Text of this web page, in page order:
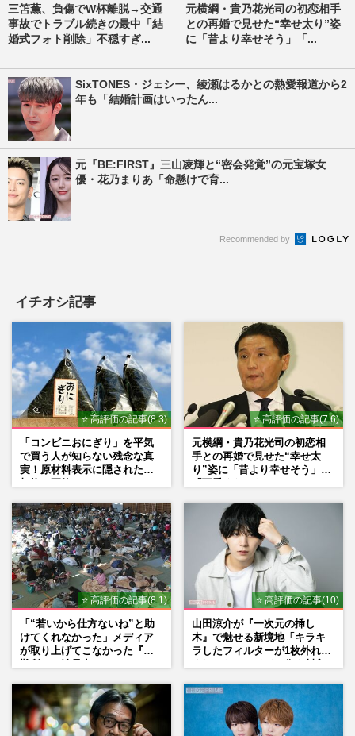
三笘薫、負傷でW杯離脱→交通
事故でトラブル続きの最中「結
婚式フォト削除」不穏すぎ...
元横綱・貴乃花光司の初恋相手
との再婚で見せた“幸せ太り”姿
に「昔より幸せそう」「...
SixTONES・ジェシー、綾瀬はるかとの熱愛報道から2
年も「結婚計画はいったん...
元『BE:FIRST』三山凌輝と“密会発覚”の元宝塚女
優・花乃まりあ「命懸けで育...
Recommended by
イチオシ記事
⭐ 高評価の記事(8.3)
「コンビニおにぎり」を平気
で買う人が知らない残念な真
実！原材料表示に隠された添
⭐ 高評価の記事(7.6)
元横綱・貴乃花光司の初恋相
手との再婚で見せた“幸せ太
り”姿に「昔より幸せそう」
⭐ 高評価の記事(8.1)
「“若いから仕方ないね”と助
けてくれなかった」メディア
が取り上げてこなかった『避
⭐ 高評価の記事(10)
山田涼介が『一次元の挿し
木』で魅せる新境地「キラキ
ラしたフィルターが1枚外れて